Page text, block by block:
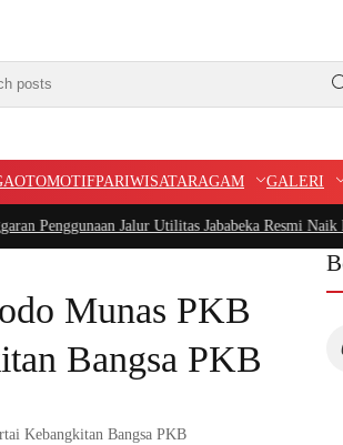
OTOMOTIFPARIWISATARAGAM GALERI
Jalur Utilitas Jababeka Resmi Naik ke
Munas PKB
Bangsa PKB
Kebangkitan Bangsa PKB